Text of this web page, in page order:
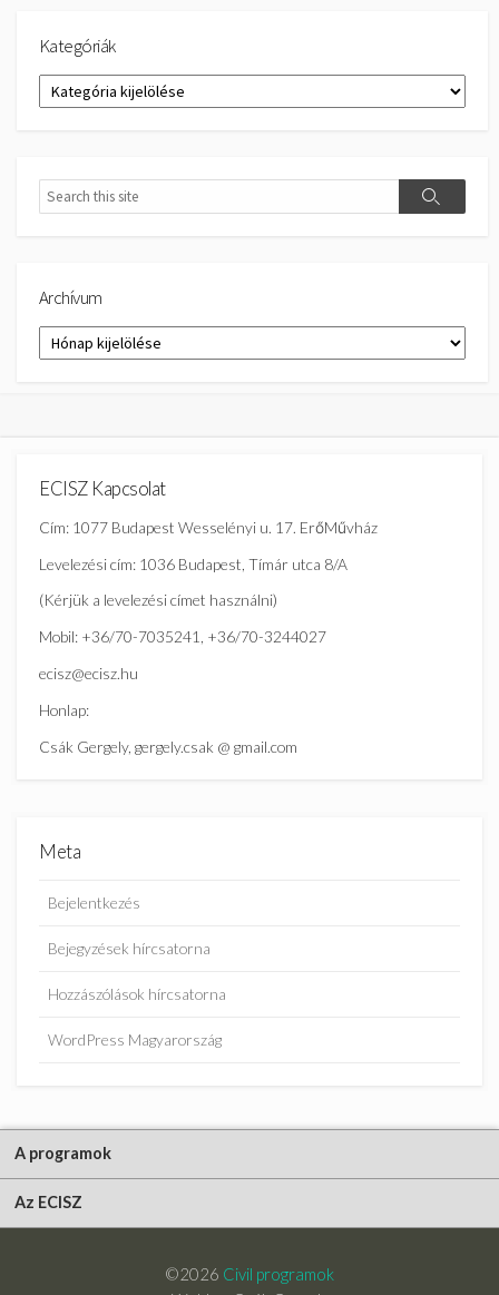
Kategóriák
Kategóriák
Search
Search
Archívum
Archívum
ECISZ Kapcsolat
Cím: 1077 Budapest Wesselényi u. 17. ErőMűvház
Levelezési cím: 1036 Budapest, Tímár utca 8/A
(Kérjük a levelezési címet használni)
Mobil: +36/70-7035241, +36/70-3244027
ecisz@ecisz.hu
Honlap:
Csák Gergely, gergely.csak @ gmail.com
Meta
Bejelentkezés
Bejegyzések hírcsatorna
Hozzászólások hírcsatorna
WordPress Magyarország
A programok
Az ECISZ
©2026 Civil programok